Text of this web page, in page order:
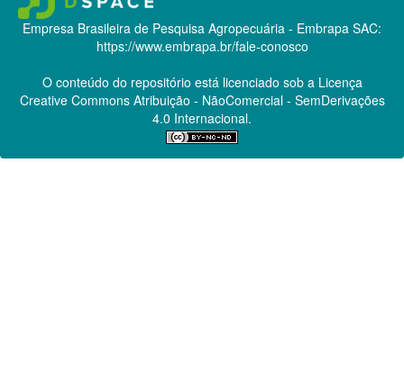
Empresa Brasileira de Pesquisa Agropecuária - Embrapa SAC:
https://www.embrapa.br/fale-conosco
O conteúdo do repositório está licenciado sob a Licença
Creative CommonsAtribuição - NãoComercial - SemDerivações
4.0 Internacional.